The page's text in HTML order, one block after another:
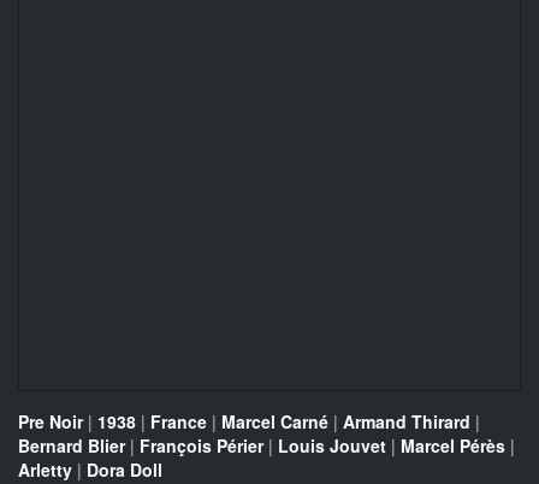
Pre Noir| 1938 | France | Marcel Carné | Armand Thirard |
Bernard Blier| François Périer| Louis Jouvet | Marcel Pérès |
Arletty | Dora Doll